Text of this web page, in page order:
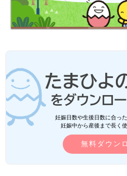
妊娠日数や生後日数に合っ
妊娠中から産後まで長く
無料ダウン